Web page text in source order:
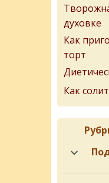
духовке
Как
торт
Как